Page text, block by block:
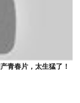
青春片，太生猛了！